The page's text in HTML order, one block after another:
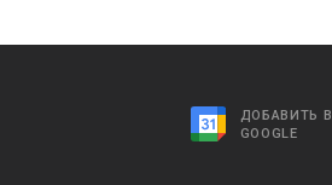
ДОБАВИТЬ В
GOOGLE